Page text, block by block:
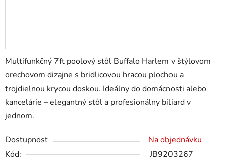
Multifunkčný 7ft poolový stôl Buffalo Harlem v štýlovom
orechovom dizajne s bridlicovou hracou plochou a
trojdielnou krycou doskou. Ideálny do domácnosti alebo
kancelárie – elegantný stôl a profesionálny biliard v
jednom.
Dostupnosť
Na objednávku
Kód:
JB9203267